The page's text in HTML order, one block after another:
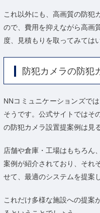
これ以外にも、高画質の防犯
ので、費用を抑えながら高画
度、見積もりを取ってみては
防犯カメラの防犯
NNコミュニケーションズで
そうです。公式サイトではそ
の防犯カメラ設置提案例は見
店舗や倉庫・工場はもちろん
案例が紹介されており、それ
せて、最適のシステムを提案
これだけ多様な施設への提案